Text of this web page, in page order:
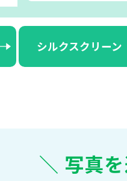
シルクスクリー
＼ 写真